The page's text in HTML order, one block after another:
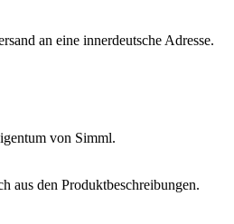
an eine innerdeutsche Adresse.
von Simml.
aus den Produktbeschreibungen.